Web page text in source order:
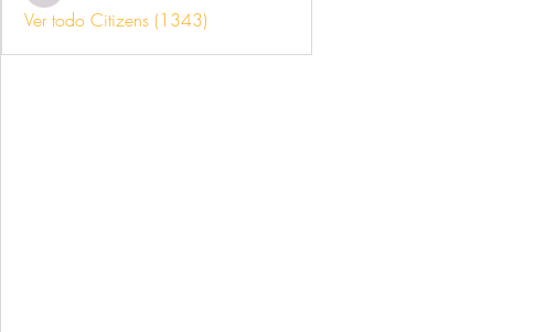
Ver todo Citizens (1343)